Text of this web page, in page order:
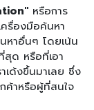
หรือการ
ครื่องมือค้นหา
หาอื่นๆ โดยเน้น
สุด หรือที่เอา
เด้งขึ้นมาเลย ซึ่ง
ค้าหรือผู้ที่สนใจ